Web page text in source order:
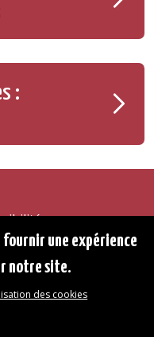
:
fournir une expérience
notre site.
des cookies